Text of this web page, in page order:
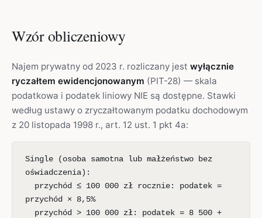
Wzór obliczeniowy
Najem prywatny od 2023 r. rozliczany jest wyłącznie
ryczałtem ewidencjonowanym (PIT-28) — skala
podatkowa i podatek liniowy NIE są dostępne. Stawki
według ustawy o zryczałtowanym podatku dochodowym
z 20 listopada 1998 r., art. 12 ust. 1 pkt 4a:
Single (osoba samotna lub małżeństwo bez
oświadczenia):
przychód ≤ 100 000 zł rocznie: podatek =
przychód × 8,5%
przychód > 100 000 zł: podatek = 8 500 +